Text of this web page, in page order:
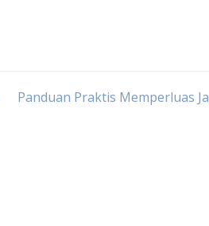
Panduan Praktis Memperluas